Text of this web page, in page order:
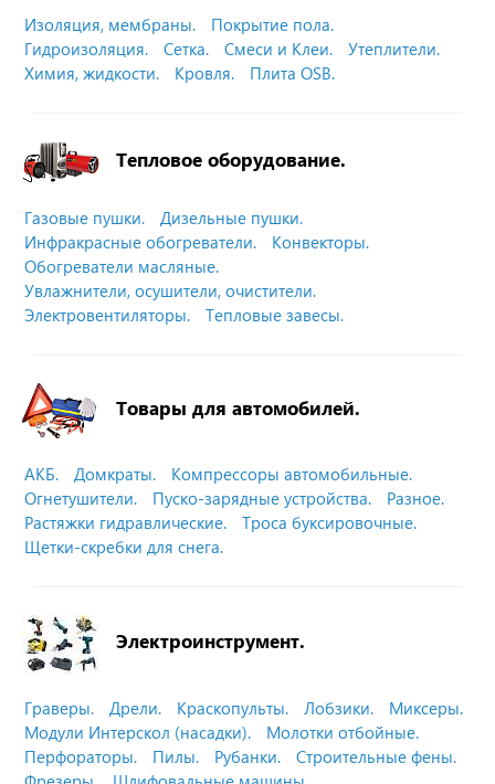
Изоляция, мембраны.
Покрытие пола.
Гидроизоляция.
Сетка. Смеси и Клеи.
Утеплители.
Химия, жидкости.
Кровля. Плита OSB.
Тепловое оборудование.
Газовые пушки.
Дизельные пушки.
Инфракрасные обогреватели.
Конвекторы.
Обогреватели масляные.
Увлажнители, осушители, очистители.
Электровентиляторы.
Тепловые завесы.
Товары для автомобилей.
АКБ. Домкраты.
Компрессоры автомобильные.
Огнетушители.
Пуско-зарядные устройства.
Разное.
Растяжки гидравлические.
Троса буксировочные.
Щетки-скребки для снега.
Электроинструмент.
Граверы. Дрели. Краскопульты. Лобзики.
Миксеры.
Модули Интерскол (насадки).
Молотки отбойные.
Перфораторы.
Пилы. Рубанки.
Строительные фены.